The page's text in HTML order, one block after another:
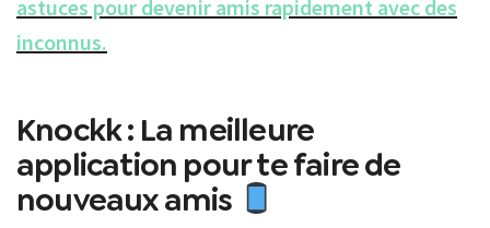
astuces pour devenir amis rapidement avec des
inconnus.
Knockk : La meilleure
application pour te faire de
nouveaux amis